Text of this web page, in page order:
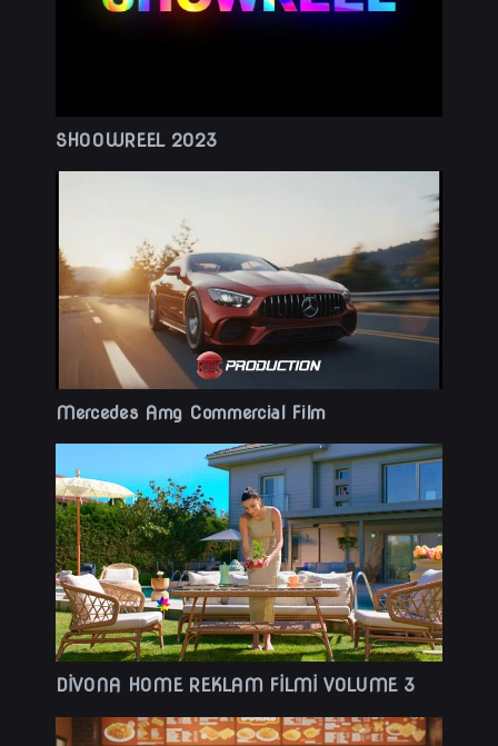
SHOOWREEL 2023
Mercedes Amg Commercial Film
DİVONA HOME REKLAM FİLMİ VOLUME 3